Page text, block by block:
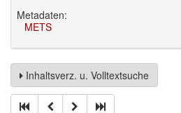
Metadaten:
METS
Inhaltsverz. u. Volltextsuche